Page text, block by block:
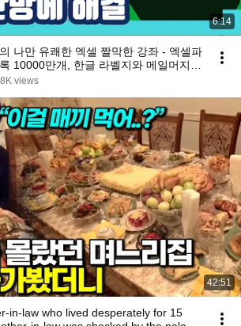
6:14
만 유쾌한 엑셀 짤막한 강좌 - 엑셀파
10000만개, 한글 라벨지와 메일머지
결할 수 있views
42:51
in-law who lived desperately for 15